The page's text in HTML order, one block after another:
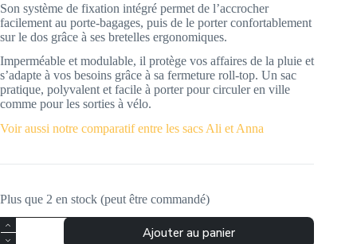
Son système de fixation intégré permet de l’accrocher
facilement au porte-bagages, puis de le porter confortablement
sur le dos grâce à ses bretelles ergonomiques.
Imperméable et modulable, il protège vos affaires de la pluie et
s’adapte à vos besoins grâce à sa fermeture roll-top. Un sac
pratique, polyvalent et facile à porter pour circuler en ville
comme pour les sorties à vélo.
Voir aussi notre comparatif entre les sacs Ali et Anna
Plus que 2 en stock (peut être commandé)
quantité
de
Ajouter au panier